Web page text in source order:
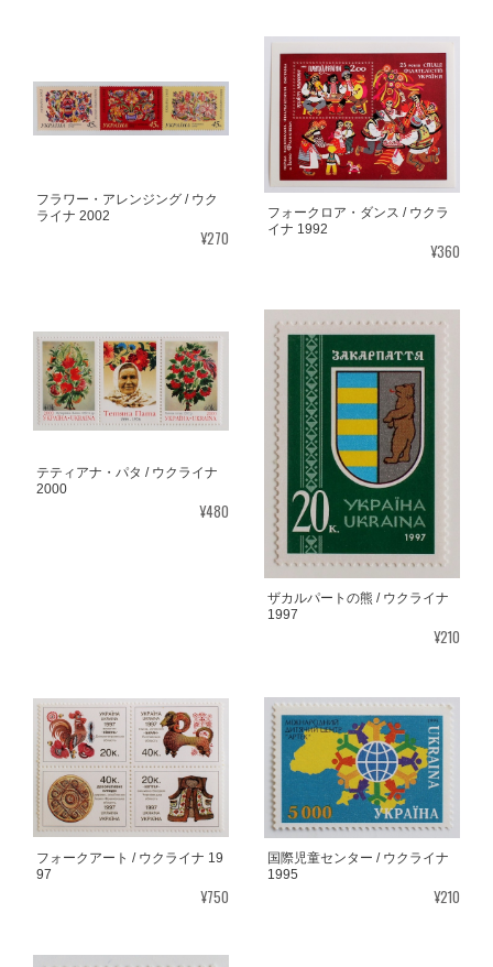
フラワー・アレンジング / ウク
ライナ 2002
¥270
フォークロア・ダンス / ウクラ
イナ 1992
¥360
テティアナ・パタ / ウクライナ
2000
¥480
ザカルパートの熊 / ウクライナ
1997
¥210
フォークアート / ウクライナ 19
97
¥750
国際児童センター / ウクライナ
1995
¥210